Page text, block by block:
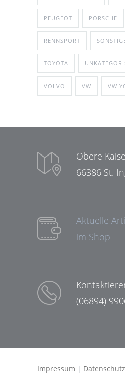
PEUGEOT PORSCHE
RENNSPORT
TOYOTA
VOLVO VW VW
Obere
66386 St.
Aktuelle
im Shop
(06894)
Impressum | Datenschutz